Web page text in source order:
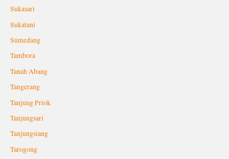
Sukasari
Sukatani
Sumedang
Tambora
Tanah Abang
Tangerang
Tanjung Priok
Tanjungsari
Tanjungsiang
Tarogong